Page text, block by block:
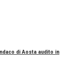
di Aosta audito in